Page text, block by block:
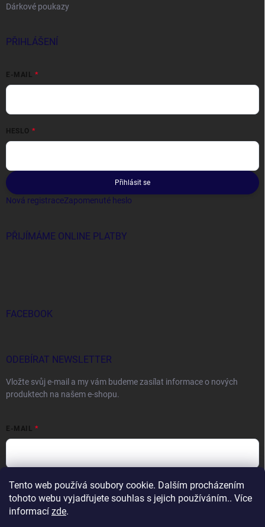
Tento web používá soubory cookie. Dalším procházením
tohoto webu vyjadřujete souhlas s jejich používáním.. Více
informací zde.
Dárkové poukazy
PŘIHLÁŠENÍ
E-MAIL
HESLO
Přihlásit se
Nová registraceZapomenuté heslo
PŘIJÍMÁME ONLINE PLATBY
FACEBOOK
ODEBÍRAT NEWSLETTER
Vložte svůj e-mail a my vám budeme zasílat informace o nových
produktech na našem e-shopu.
E-MAIL
Vložením e-mailu souhlasíte spodmínkami ochrany osobních údajů
Přihlásit se